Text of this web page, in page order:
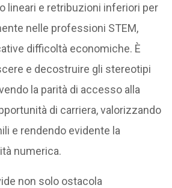
lineari e retribuzioni inferiori per
nelle professioni STEM,
difficoltà economiche. È
e decostruire gli stereotipi
la parità di accesso alla
di carriera, valorizzando
e rendendo evidente la
numerica.
non solo ostacola